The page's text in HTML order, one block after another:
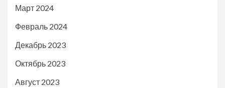
Март 2024
Февраль 2024
Декабрь 2023
Октябрь 2023
Август 2023